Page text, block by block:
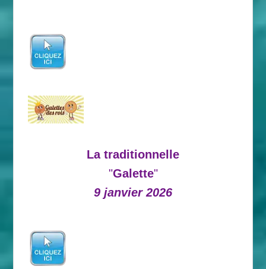
La traditionnelle
"Galette"
9 janvier 2026